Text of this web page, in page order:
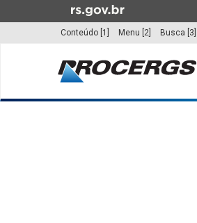
para
o
Conteúdo [1] Menu [2] Busca [3]